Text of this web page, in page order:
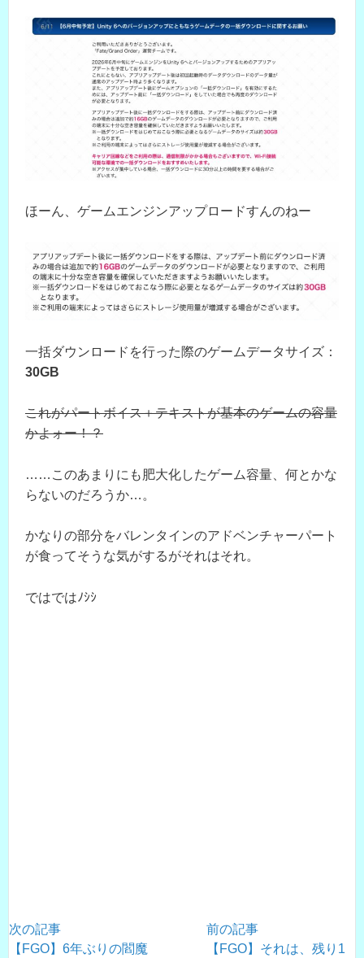
ほーん、ゲームエンジンアップロードすんのねー
一括ダウンロードを行った際のゲームデータサイズ：
30GB
これがパートボイス＋テキストが基本のゲームの容量
かよォー！？
……このあまりにも肥大化したゲーム容量、何とかな
らないのだろうか…。
かなりの部分をバレンタインのアドベンチャーパート
が食ってそうな気がするがそれはそれ。
ではではﾉｼｼ
前の記事
【FGO】それは、残り1
次の記事
【FGO】6年ぶりの閻魔